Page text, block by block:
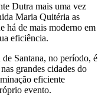
Dutra mais uma vez
Maria Quitéria as
há de mais moderno em
eficiência.
de Santana, no período, é
grandes cidades do
eficiente
evento.